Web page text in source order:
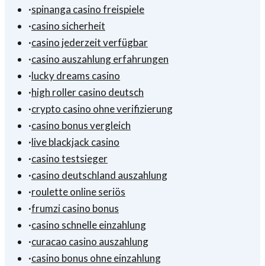
·spinanga casino freispiele
·casino sicherheit
·casino jederzeit verfügbar
·casino auszahlung erfahrungen
·lucky dreams casino
·high roller casino deutsch
·crypto casino ohne verifizierung
·casino bonus vergleich
·live blackjack casino
·casino testsieger
·casino deutschland auszahlung
·roulette online seriös
·frumzi casino bonus
·casino schnelle einzahlung
·curacao casino auszahlung
·casino bonus ohne einzahlung